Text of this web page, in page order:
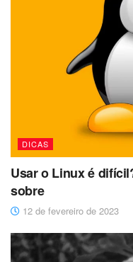
DICAS
Usar o Linux é
sobre
12 de fevereiro de 2023